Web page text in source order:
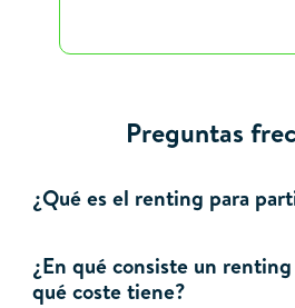
Preguntas
¿Qué es el renting para
¿En qué consiste un renting
qué coste tiene?